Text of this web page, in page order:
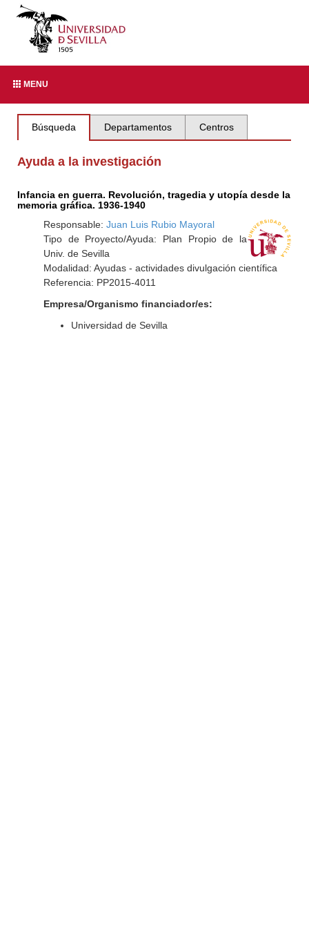
MENU
Búsqueda Departamentos Centros
Ayuda a la investigación
Infancia en guerra. Revolución, tragedia y utopía desde la
memoria gráfica. 1936-1940
Responsable: Juan Luis Rubio Mayoral
Tipo de Proyecto/Ayuda: Plan Propio de la
Univ. de Sevilla
Modalidad: Ayudas - actividades divulgación científica
Referencia: PP2015-4011
Empresa/Organismo financiador/es:
Universidad de Sevilla